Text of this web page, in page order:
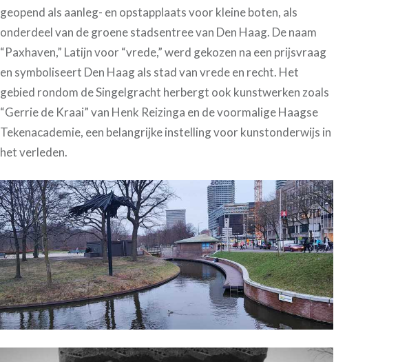
geopend als aanleg- en opstapplaats voor kleine boten, als
onderdeel van de groene stadsentree van Den Haag. De naam
“Paxhaven,” Latijn voor “vrede,” werd gekozen na een prijsvraag
en symboliseert Den Haag als stad van vrede en recht. Het
gebied rondom de Singelgracht herbergt ook kunstwerken zoals
“Gerrie de Kraai” van Henk Reizinga en de voormalige Haagse
Tekenacademie, een belangrijke instelling voor kunstonderwijs in
het verleden.